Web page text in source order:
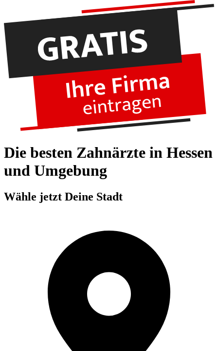
Die besten Zahnärzte in Hessen
und Umgebung
Wähle jetzt Deine Stadt